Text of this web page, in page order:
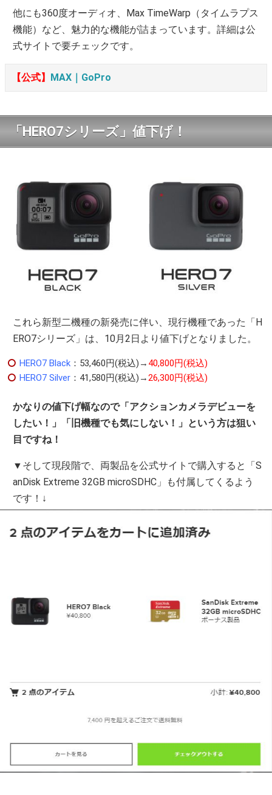
他にも360度オーディオ、Max TimeWarp（タイムラプス
機能）など、魅力的な機能が詰まっています。詳細は公
式サイトで要チェックです。
【公式】 MAX｜GoPro
「HERO7シリーズ」値下げ！
これら新型二機種の新発売に伴い、現行機種であった「H
ERO7シリーズ」は、10月2日より値下げとなりました。
HERO7 Black ：53,460円(税込)→ 40,800円(税込)
HERO7 Silver ：41,580円(税込)→26,300円(税込)
かなりの値下げ幅なので「アクションカメラデビューを
したい！」「旧機種でも気にしない！」という方は狙い
目ですね！
▼そして現段階で、両製品を公式サイトで購入すると「S
anDisk Extreme 32GB microSDHC」も付属してくるよう
です！↓